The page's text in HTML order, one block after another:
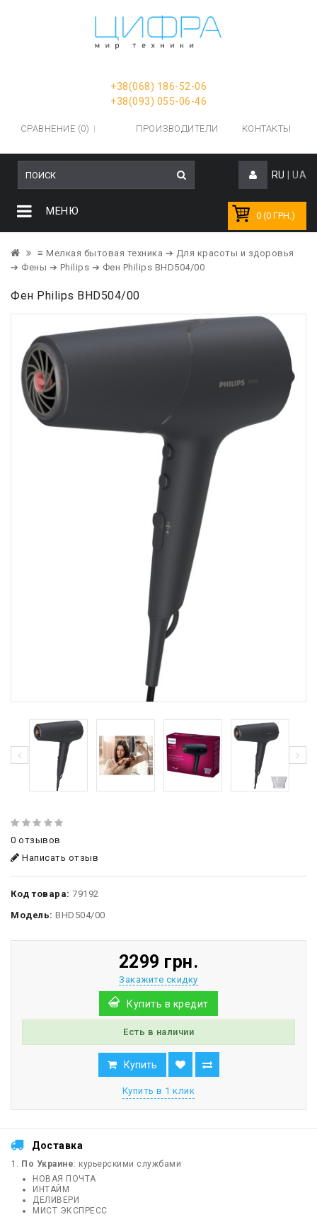
+38(068) 186-52-06
+38(093) 055-06-46
СРАВНЕНИЕ (0) ПРОИЗВОДИТЕЛИ КОНТАКТЫ
RU UA
0 (0 ГРН.)
МЕНЮ
≡ Мелкая бытовая техника ➔ Для красоты и здоровья
➔ Фены ➔ Philips ➔ Фен Philips BHD504/00
Фен Philips BHD504/00
0 отзывов
Написать отзыв
Код товара: 79192
Модель: BHD504/00
2299 грн.
Закажите скидку
Купить в кредит
Есть в наличии
Купить
Купить в 1 клик
Доставка
По Украине: курьерскими службами
НОВАЯ ПОЧТА
ИНТАЙМ
ДЕЛИВЕРИ
МИСТ ЭКСПРЕСС